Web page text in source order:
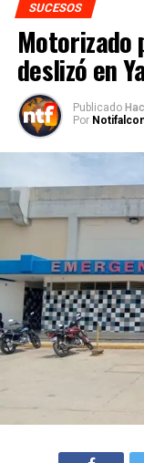
SUCESOS
deslizó en
Publicado
Por